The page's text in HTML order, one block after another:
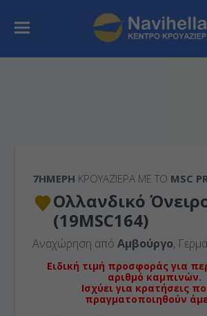
7ΉΜΕΡΗ ΚΡΟΥΑΖΙΕΡΑ ΜΕ ΤΟ MSC
Ολλανδικό
(19MSC164)
Αναχώρηση απόΑμβούργο,
Ειδική τιμή προσφοράς για
αριθμό καμπινών.
Ισχύει για κρατήσεις
πραγματοποιηθούν